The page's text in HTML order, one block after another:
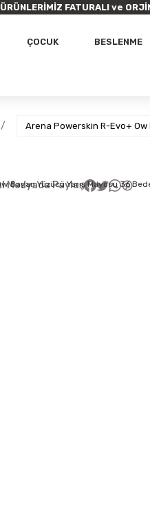
FATURALI ve
ÇOCUK BESLENME
Arena Powerskin R-Evo+ Ow
Medyada Paylaş